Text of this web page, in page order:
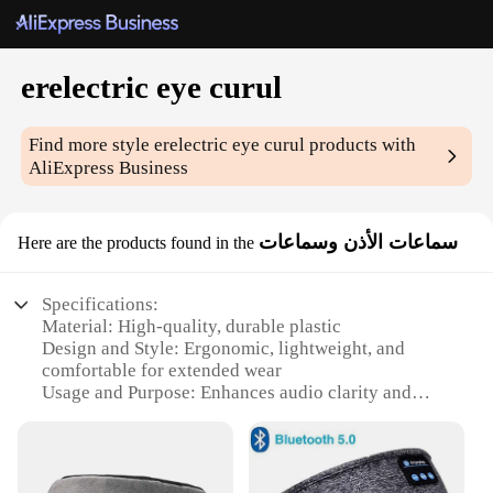
erelectric eye curul
Find more styleerelectric eye curul products with
AliExpress Business
Here are the products found in the سماعات الأذن وسماعات
Specifications:
Material: High-quality, durable plastic
Design and Style: Ergonomic, lightweight, and
comfortable for extended wear
Usage and Purpose: Enhances audio clarity and
Performance and Property: Advanced noise-
Parts and Accessories: Includes a stylish carrying